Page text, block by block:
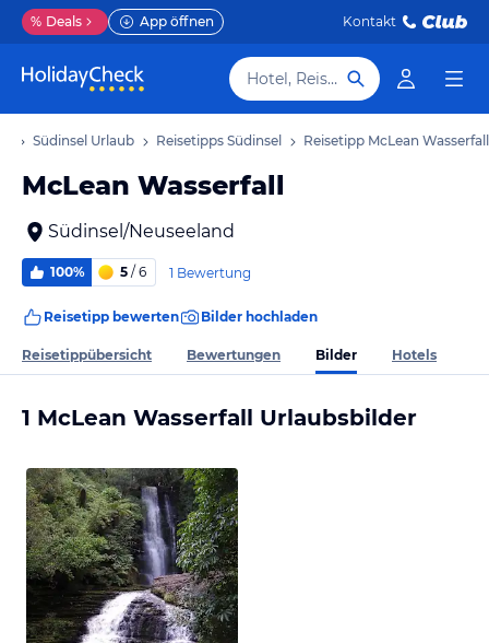
% Deals App öffnen Kontakt
Hotel, Reiseziel
Südinsel Urlaub Reisetipps Südinsel Reisetipp McLean Wasserfall
McLean Wasserfall
Südinsel/Neuseeland
100% 5 / 6 1 Bewertung
Reisetipp bewerten Bilder hochladen
Reisetippübersicht Bewertungen Bilder Hotels
1 McLean Wasserfall Urlaubsbilder